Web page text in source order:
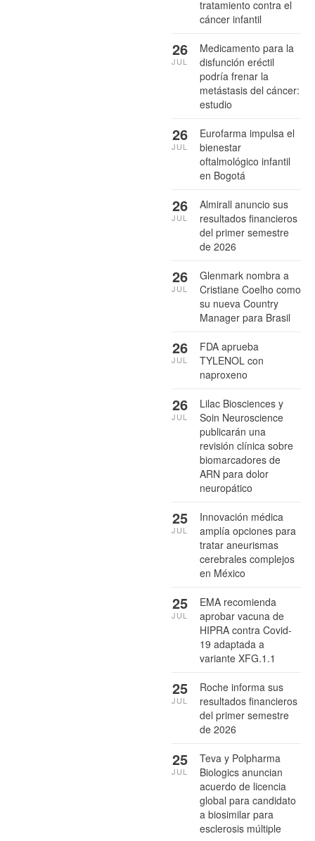
tratamiento contra el
cáncer infantil
Medicamento para la
disfunción eréctil
podría frenar la
metástasis del cáncer:
estudio
26
JUL
Eurofarma impulsa el
bienestar
oftalmológico infantil
en Bogotá
26
JUL
Almirall anuncio sus
resultados financieros
del primer semestre
de 2026
26
JUL
Glenmark nombra a
Cristiane Coelho como
su nueva Country
Manager para Brasil
26
JUL
FDA aprueba
TYLENOL con
naproxeno
26
JUL
Lilac Biosciences y
Soin Neuroscience
publicarán una
revisión clínica sobre
biomarcadores de
ARN para dolor
neuropático
26
JUL
Innovación médica
amplía opciones para
tratar aneurismas
cerebrales complejos
en México
25
JUL
EMA recomienda
aprobar vacuna de
HIPRA contra Covid-
19 adaptada a
variante XFG.1.1
25
JUL
Roche informa sus
resultados financieros
del primer semestre
de 2026
25
JUL
Teva y Polpharma
Biologics anuncian
acuerdo de licencia
global para candidato
a biosimilar para
esclerosis múltiple
25
JUL